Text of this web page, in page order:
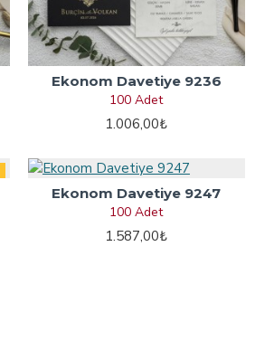
Ekonom Davetiye 9236
100 Adet
1.006,00₺
Ekonom Davetiye 9247
100 Adet
1.587,00₺